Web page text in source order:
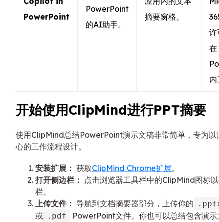
PowerPoint
PowerPoint
的AI助手。
摘要窗格。
许
在
开始使用ClipMind进行PPT摘要
使用ClipMind总结PowerPoint演示文稿非常简单，专为以
心的工作流程设计。
安装扩展： 获取ClipMind Chrome扩展。
打开侧边栏： 点击浏览器工具栏中的ClipMind图标
栏。
上传文件： 导航到文档摘要器部分，上传你的
或 .pdf
PowerPoint文件。你也可以总结包含演示